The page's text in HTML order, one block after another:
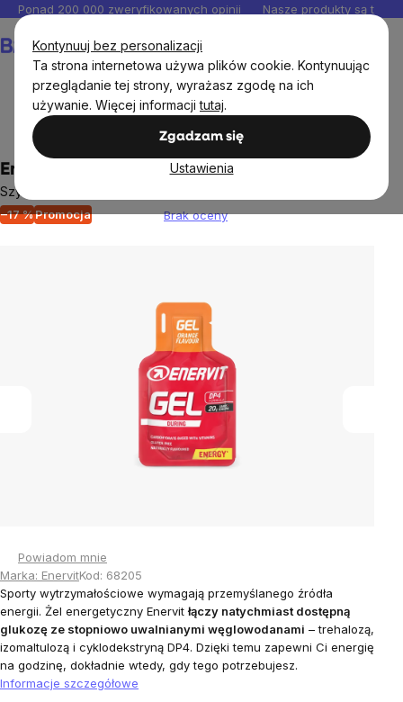
Kontynuuj bez personalizacji
Ta strona internetowa używa plików cookie. Kontynuując
przeglądanie tej strony, wyrażasz zgodę na ich
używanie. Więcej informacjitutaj.
Zgadzam się
Ustawienia
Przejść
do
treści
Ponad 200 000 zweryfikowanych opinii Nasze produkty są
Trening
Enervit Gel, pomarańczowy, 25 ml
Szybkie i wolne węglowodany w pojedynczej dawce
–17 %Promocja
Średnia
Brak oceny
Powiadom mnie
Marka: EnervitKod: 68205
Sporty wytrzymałościowe wymagają przemyślanego źródła
energii. Żel energetyczny Enervitłączy natychmiast dostępną
glukozę ze stopniowo uwalnianymi węglowodanami – trehalozą,
izomaltulozą i cyklodekstryną DP4. Dzięki temu zapewni Ci energię
na godzinę, dokładnie wtedy, gdy tego potrzebujesz.
Informacje szczegółowe